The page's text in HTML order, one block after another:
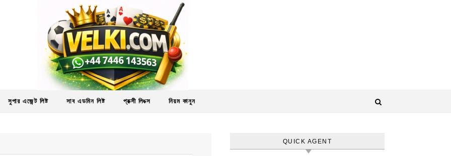
সুপার এজেন্ট লিষ্ট সাব এডমিন লিষ্ট প্রক্সী লিংক্স নিয়ম কানুন
QUICK AGENT